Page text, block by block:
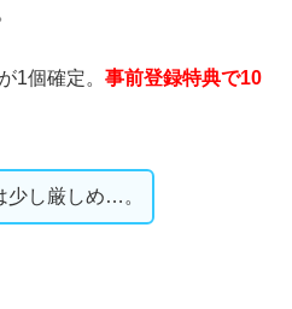
1個確定。 事前登録特典で10
少し厳しめ…。